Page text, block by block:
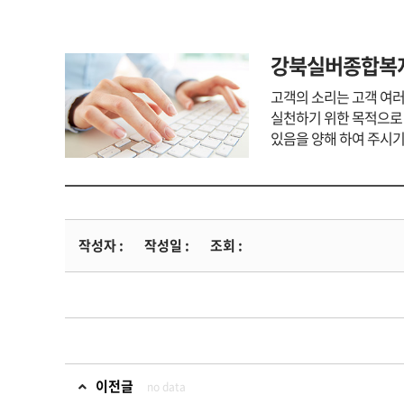
강북실버종합복
고객의 소리는 고객 여
실천하기 위한 목적으
있음을 양해 하여 주시
작성자 : 작성일 : 조회 :
이전글 no data